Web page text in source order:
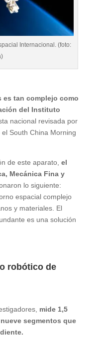
Internacional. (foto:
tan complejo como
del Instituto
nacional revisada por
South China Morning
de este aparato, el
Mecánica Fina y
lo siguiente:
espacial complejo
y materiales. El
es una solución
robótico de
mide 1,5
segmentos que